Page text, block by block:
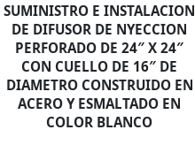
SUMINISTRO E INSTALACION
DE DIFUSOR DE NYECCION
PERFORADO DE 24″ X 24″
CON CUELLO DE 16″ DE
DIAMETRO CONSTRUIDO EN
ACERO Y ESMALTADO EN
COLOR BLANCO